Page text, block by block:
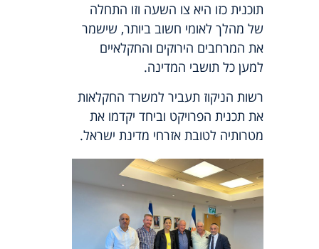
תוכנית כזו היא צו השעה וזו התחלה
של מהלך לאומי חשוב ביותר, שישמר
את המרחבים הירוקים והחקלאיים
למען כל תושבי המדינה.
רשות הניקוז תעביר למשרד החקלאות
את תכנית הפרויקט וביחד יקדמו את
מטרותיה לטובת אזרחי מדינת ישראל.